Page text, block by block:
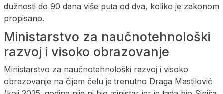
dužnosti do 90 dana više puta od dva, koliko je zakonom
propisano.
Ministarstvo za naučnotehnološki
razvoj i visoko obrazovanje
Ministarstvo za naučnotehnološki razvoj i visoko
obrazovanje na čijem čelu je trenutno Draga Mastilović